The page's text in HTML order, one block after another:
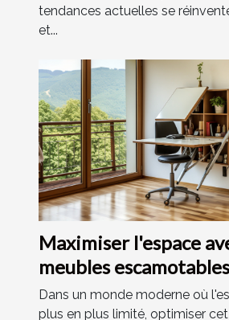
tendances actuelles se
et...
Maximiser l'espace
meubles
pour les habitants
Dans un monde moderne où
plus en plus limité, optimiser